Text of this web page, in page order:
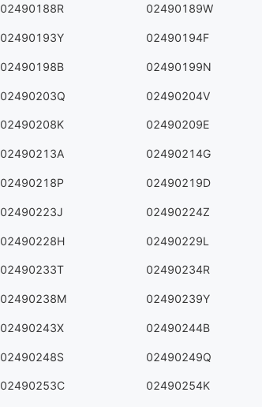
02490188R 02490189W
02490193Y 02490194F
02490198B 02490199N
02490203Q 02490204V
02490208K 02490209E
02490213A 02490214G
02490218P 02490219D
02490223J 02490224Z
02490228H 02490229L
02490233T 02490234R
02490238M 02490239Y
02490243X 02490244B
02490248S 02490249Q
02490253C 02490254K